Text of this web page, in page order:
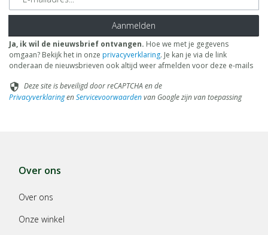
Aanmelden
Ja, ik wil de nieuwsbrief ontvangen. Hoe we met je gegevens
omgaan? Bekijk het in onze privacyverklaring. Je kan je via de link
onderaan de nieuwsbrieven ook altijd weer afmelden voor deze e-mails
security Deze site is beveiligd door reCAPTCHA en de
PrivacyverklaringenServicevoorwaardenvan Google zijn van toepassing
Over ons
Over ons
Onze winkel